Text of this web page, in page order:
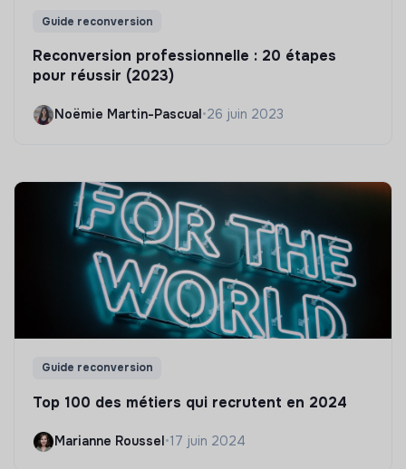
Guide reconversion
Reconversion professionnelle : 20 étapes
pour réussir (2023)
Noëmie Martin-Pascual •26 juin 2023
Guide reconversion
Top 100 des métiers qui recrutent en 2024
Marianne Roussel•17 juin 2024